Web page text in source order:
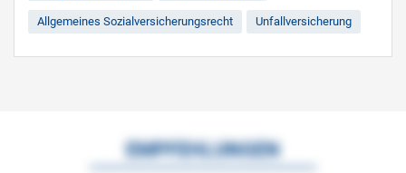
Allgemeines Sozialversicherungsrecht Unfallversicherung
EMPFEHLUNGEN